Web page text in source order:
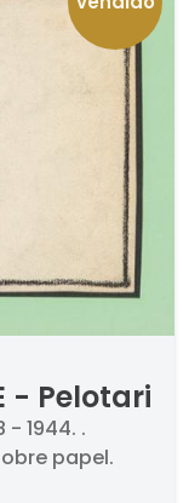
- Pelotari
- 1944. .
papel.